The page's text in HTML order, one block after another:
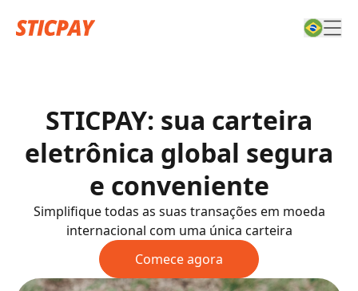
STICPAY: sua carteira
eletrônica global segura
e conveniente
Simplifique todas as suas transações em moeda
internacional com uma única carteira
Comece agora